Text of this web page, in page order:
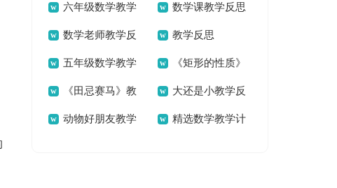
学反思 加连减》教学反思
六年级数学教学
反思
数学课教学反思
数学老师教学反
思范文
教学反思
五年级数学教学
反思
《矩形的性质》
的教学反思
《田忌赛马》教
学反思
大还是小教学反
思
动物好朋友教学 精选数学教学计